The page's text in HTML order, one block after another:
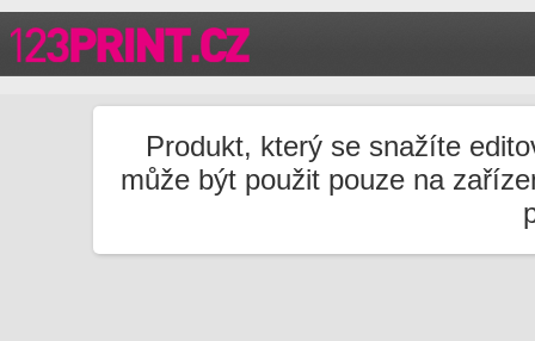
Produkt, který se snažíte
může být použit pouze na